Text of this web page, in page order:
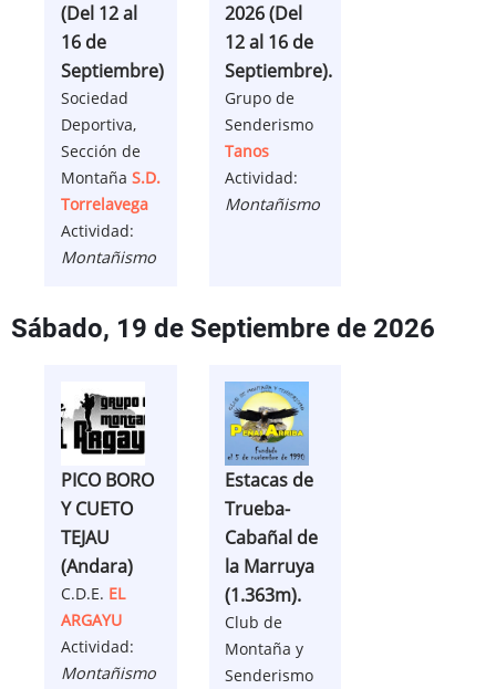
(Del 12 al
16 de
Septiembre)
Sociedad
Deportiva,
Sección de
Montaña S.D.
Torrelavega
Actividad:
Montañismo
2026 (Del
12 al 16 de
Septiembre).
Grupo de
Senderismo
Tanos
Actividad:
Montañismo
Sábado, 19 de Septiembre de 2026
PICO BORO
Y CUETO
TEJAU
(Andara)
C.D.E. EL
ARGAYU
Actividad:
Montañismo
Estacas de
Trueba-
Cabañal de
la Marruya
(1.363m).
Club de
Montaña y
Senderismo